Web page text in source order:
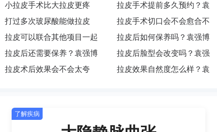
小拉皮手术比大拉皮更疼
吗？袁强博士|医生|怎么挂
号|去哪预约|如何挂号|咨询
拉皮手术提前多久预约？袁
强博士|医生|如何预约|出诊
地点|执业医院|主要在哪
打过多次玻尿酸能做拉皮
吗？袁强博士|医生|在哪坐
诊|执业机构|医院|联系方式
拉皮手术切口会不会愈合不
好？袁强博士|医生|在哪出
诊|去哪找|怎么联系|预约|挂
号
拉皮可以联合其他项目一起
做吗？袁强博士|怎么预约|
挂号|联系|面诊|咨询|在哪出
拉皮后如何保养吗？袁强博
士|医生|怎么挂号|去哪预约|
如何挂号|咨询
拉皮后还需要保养？袁强博
士|医生|如何预约|出诊地点|
拉皮后脸型会改变吗？袁强
博士|医生|在哪坐诊|执业机
拉皮术后效果会不会太夸
拉皮效果自然度怎么样？袁
了解疾病